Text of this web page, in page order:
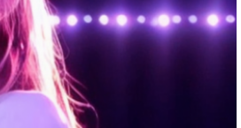
広島弁だったり、愛想